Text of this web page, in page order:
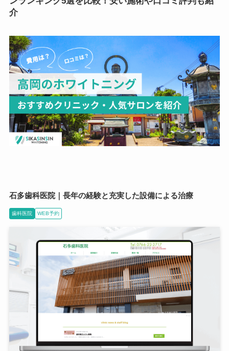
介
石多歯科医院｜長年の経験と充実した設備による治療
歯科医院 WEB予約